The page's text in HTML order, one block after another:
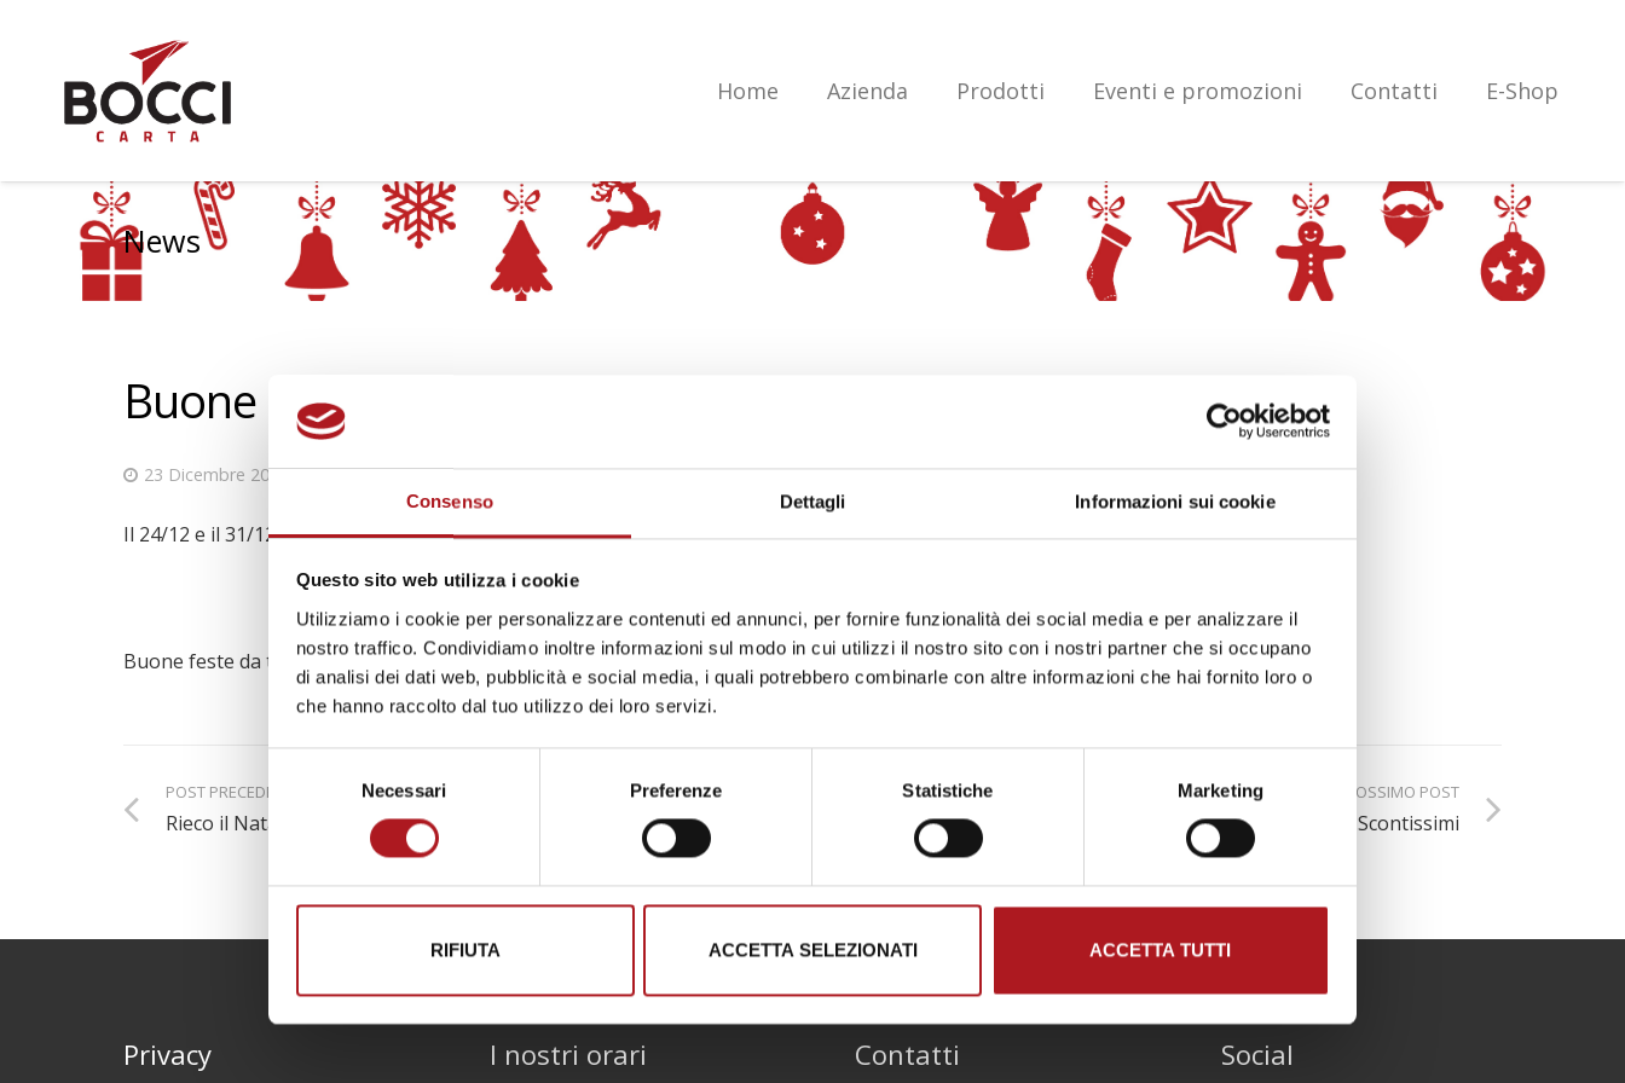
Consenso Dettagli Informazioni sui cookie
Questo sito web utilizza i cookie
Utilizziamo i cookie per personalizzare contenuti ed annunci, per fornire funzionalità dei social media e per analizzare il
nostro traffico. Condividiamo inoltre informazioni sul modo in cui utilizzi il nostro sito con i nostri partner che si occupano
di analisi dei dati web, pubblicità e social media, i quali potrebbero combinarle con altre informazioni che hai fornito loro o
che hanno raccolto dal tuo utilizzo dei loro servizi.
del
Necessari Preferenze Statistiche Marketing
RIFIUTA ACCETTA SELEZIONATI ACCETTA TUTTI
Home Azienda Prodotti Eventi e promozioni Contatti E-Shop
News
Buone feste
23 Dicembre 2016 News
Il 24/12 e il 31/12 il negozio chiuderà alle 18,30
Buone feste da tutto lo staff
POST PRECEDENTE
Rieco il Natale, noi ci siamo il 16/17/18 Dicembre a Villa Bottini
PROSSIMO POST
Scontissimi
Privacy I nostri orari Contatti Social